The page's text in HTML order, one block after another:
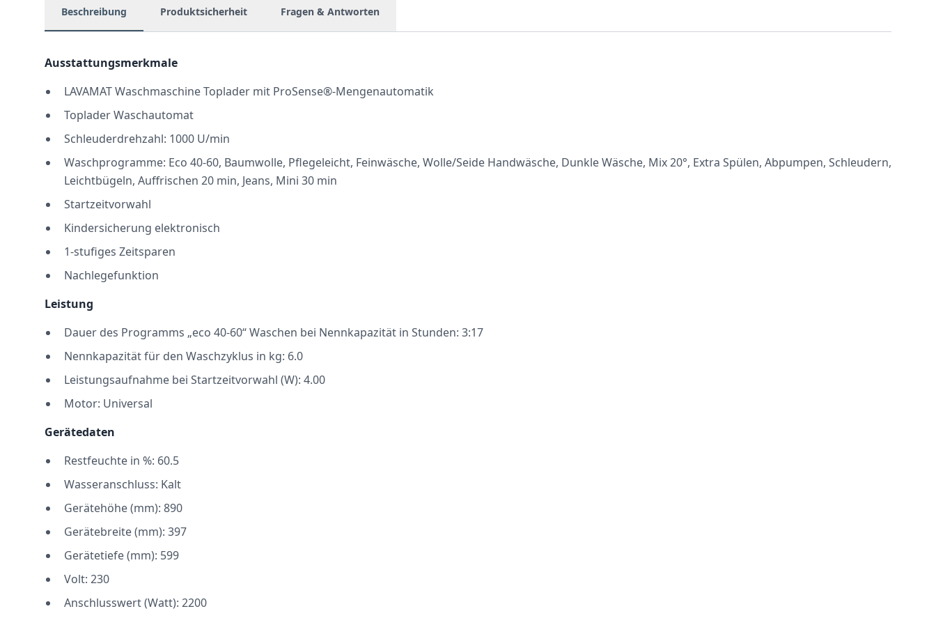
Beschreibung Produktsicherheit Fragen & Antworten
Ausstattungsmerkmale
LAVAMAT Waschmaschine Toplader mit ProSense®-Mengenautomatik
Toplader Waschautomat
Schleuderdrehzahl: 1000 U/min
Waschprogramme: Eco 40-60, Baumwolle, Pflegeleicht, Feinwäsche, Wolle/Seide Handwäsche, Dunkle Wäsche, Mix 20°, Extra Spülen, Abpumpen, Schleudern,
Leichtbügeln, Auffrischen 20 min, Jeans, Mini 30 min
Startzeitvorwahl
Kindersicherung elektronisch
1-stufiges Zeitsparen
Nachlegefunktion
Leistung
Dauer des Programms „eco 40-60“ Waschen bei Nennkapazität in Stunden: 3:17
Nennkapazität für den Waschzyklus in kg: 6.0
Leistungsaufnahme bei Startzeitvorwahl (W): 4.00
Motor: Universal
Gerätedaten
Restfeuchte in %: 60.5
Wasseranschluss: Kalt
Gerätehöhe (mm): 890
Gerätebreite (mm): 397
Gerätetiefe (mm): 599
Volt: 230
Anschlusswert (Watt): 2200